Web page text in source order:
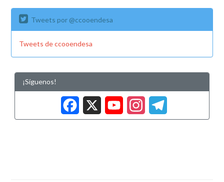
Tweets por @ccooendesa
Tweets de ccooendesa
¡Síguenos!
Facebook
X